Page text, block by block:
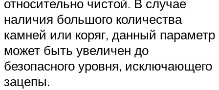
относительно чистой. В случае
наличия большого количества
камней или коряг, данный параметр
может быть увеличен до
безопасного уровня, исключающего
зацепы.